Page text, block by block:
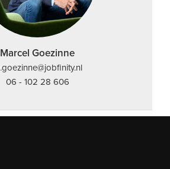
Marcel Goezinne
06 - 102 28 606